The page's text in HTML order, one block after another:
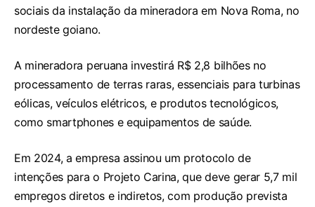
sociais da instalação da mineradora em Nova Roma, no
nordeste goiano.
A mineradora peruana investirá R$ 2,8 bilhões no
processamento de terras raras, essenciais para turbinas
eólicas, veículos elétricos, e produtos tecnológicos,
como smartphones e equipamentos de saúde.
Em 2024, a empresa assinou um protocolo de
intenções para o Projeto Carina, que deve gerar 5,7 mil
empregos diretos e indiretos, com produção prevista